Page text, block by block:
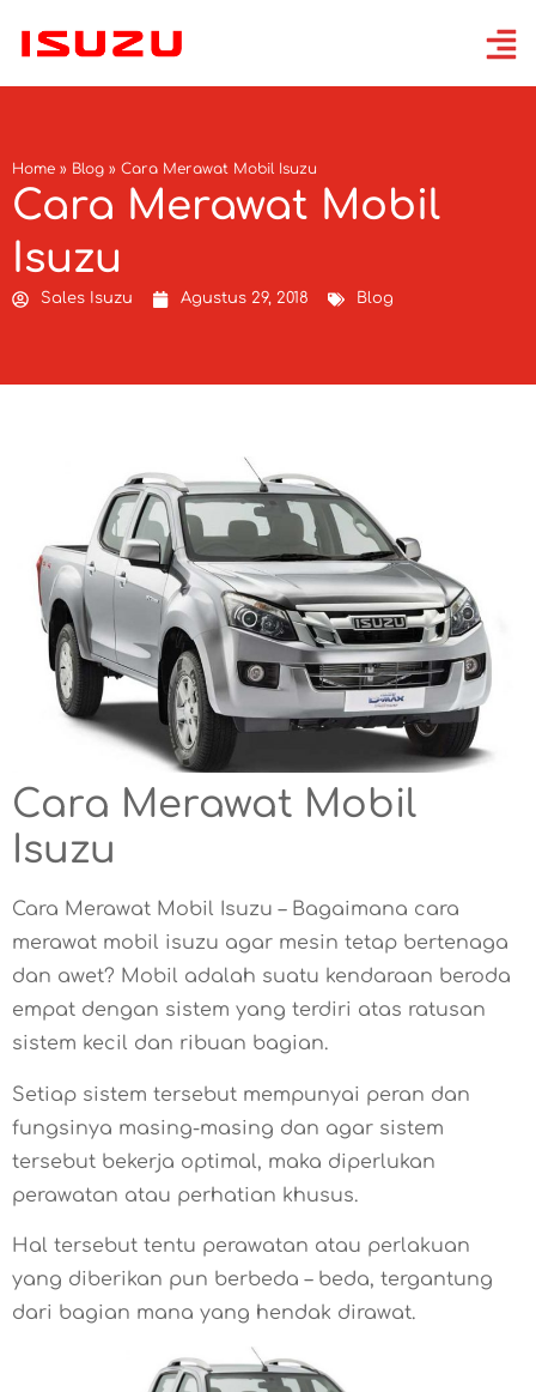
Home » Blog » Cara Merawat Mobil Isuzu
Cara Merawat Mobil
Isuzu
Sales Isuzu Agustus 29, 2018 Blog
Cara Merawat Mobil
Isuzu
Cara Merawat Mobil Isuzu – Bagaimana cara
merawat mobil isuzu agar mesin tetap bertenaga
dan awet? Mobil adalah suatu kendaraan beroda
empat dengan sistem yang terdiri atas ratusan
sistem kecil dan ribuan bagian.
Setiap sistem tersebut mempunyai peran dan
fungsinya masing-masing dan agar sistem
tersebut bekerja optimal, maka diperlukan
perawatan atau perhatian khusus.
Hal tersebut tentu perawatan atau perlakuan
yang diberikan pun berbeda – beda, tergantung
dari bagian mana yang hendak dirawat.